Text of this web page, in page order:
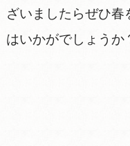
ざいましたらぜひ春
はいかがでしょうか